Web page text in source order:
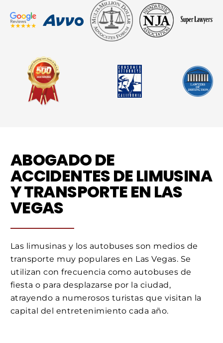
ABOGADO DE
ACCIDENTES DE LIMUSINA
Y TRANSPORTE EN LAS
VEGAS
Las limusinas y los autobuses son medios de
transporte muy populares en Las Vegas. Se
utilizan con frecuencia como autobuses de
fiesta o para desplazarse por la ciudad,
atrayendo a numerosos turistas que visitan la
capital del entretenimiento cada año.